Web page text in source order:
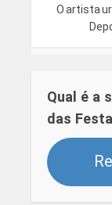
O artista
Qual é a
das